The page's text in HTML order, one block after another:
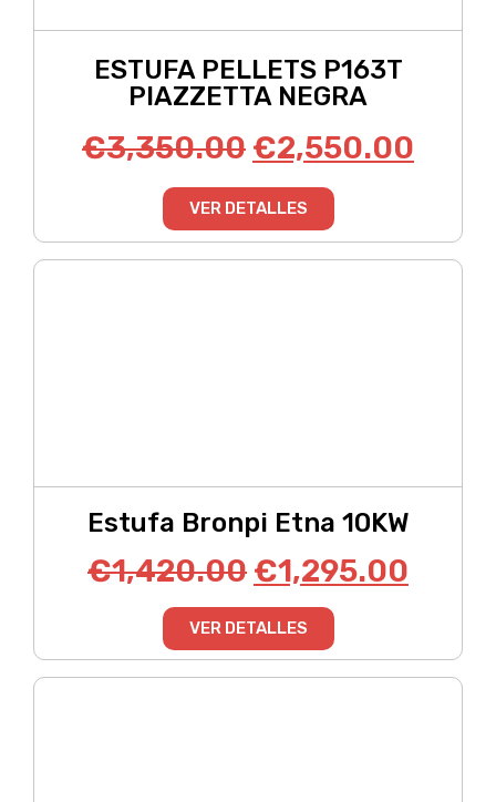
ESTUFA PELLETS P163T
PIAZZETTA NEGRA
€3,350.00 €2,550.00
VER DETALLES
Estufa Bronpi Etna 10KW
€1,420.00 €1,295.00
VER DETALLES